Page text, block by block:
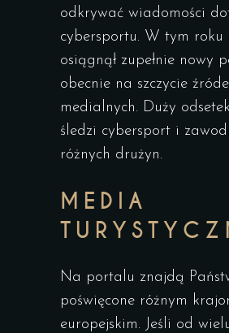
odkrywać wiadomości
cybersportu. W tym roku
osiągnął zupełnie nowy
obecnie na szczycie
medialnych. Duży
śledzi cybersport i
różnych drużyn.
MEDIA
Na portalu znajdą
poświęcone różnym
europejskim. Jeśli od